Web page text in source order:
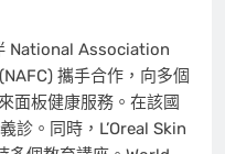
National Association
攜手合作，向多個
面板健康服務。在該國
診。同時，L’Oreal Skin